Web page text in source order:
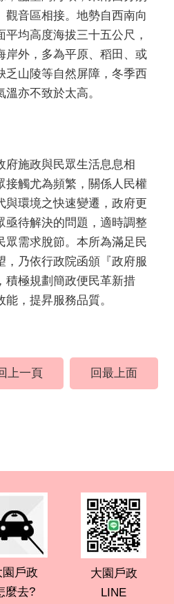
觀音區相接。地勢自西南向
均高度海拔三十五公尺，
岸外，多為平原、稻田、或
乏山陵等自然屏障，冬季西
亦不致於太高。
府施政與民眾生活息息相
接觸尤為頻繁，關係人民權
與環境之快速變遷，政府更
亟待解決的問題，適時調整
眾需求脫節。本所為滿足民
，乃依行政院函頒『政府服
積極規劃簡政便民革新措
，提昇服務品質。
上一頁 回最上面
園戶政
麼去?
大園戶政
LINE